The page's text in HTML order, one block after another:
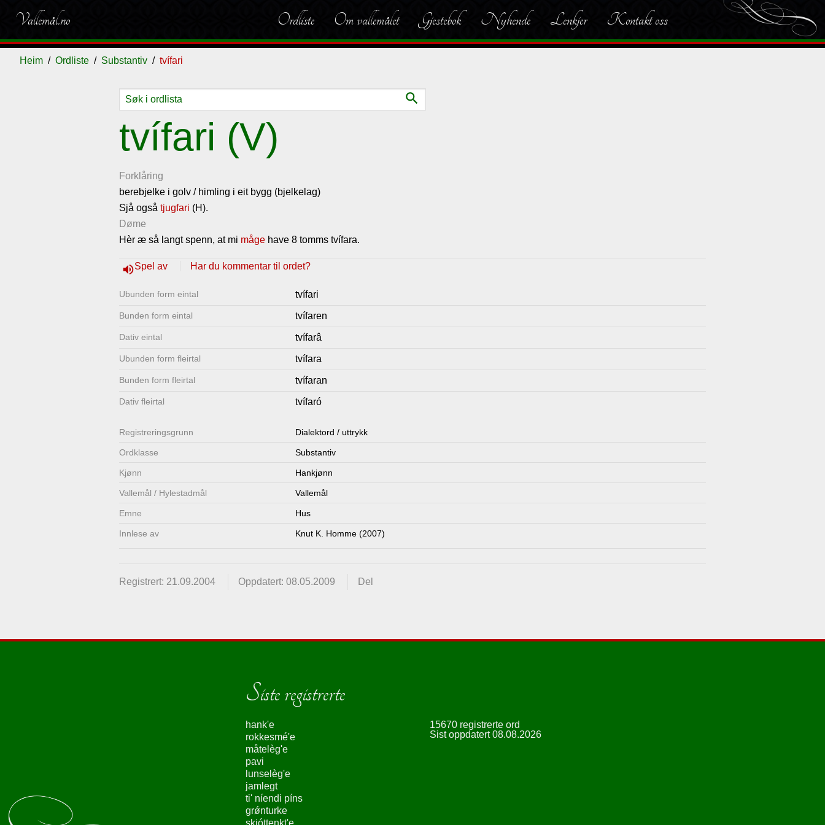
Vallemål.no Ordliste Om vallemålet Gjestebok Nyhende Lenkjer Kontakt oss
Heim Ordliste Substantiv tvífari
search
tvífari (V)
Forklåring
berebjelke i golv / himling i eit bygg (bjelkelag)
Sjå også tjugfari (H).
Døme
Hèr æ så langt spenn, at mi måge have 8 tomms tvífara.
volume_upSpel av Har du kommentar til ordet?
Ubunden form eintal tvífari
Bunden form eintal tvífaren
Dativ eintal tvífarâ
Ubunden form fleirtal tvífara
Bunden form fleirtal tvífaran
Dativ fleirtal tvífaró
Registrerings­grunn Dialektord / uttrykk
Ordklasse Substantiv
Kjønn Hankjønn
Vallemål / Hylestadmål Vallemål
Emne Hus
Innlese av Knut K. Homme (2007)
Registrert: 21.09.2004 Oppdatert: 08.05.2009 Del
Siste registrerte
hank'e
rokkesmé'e
måtelèg'e
pavi
lunselèg'e
jamlegt
ti' níendi píns
grǿnturke
skjóttenkt'e
15670 registrerte ord
Sist oppdatert 08.08.2026